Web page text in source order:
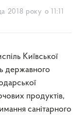
2018 року о 11:11
Київської
державного
продуктів,
санітарного